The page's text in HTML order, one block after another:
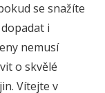
se snažíte
i
nemusí
o skvělé
Vítejte v